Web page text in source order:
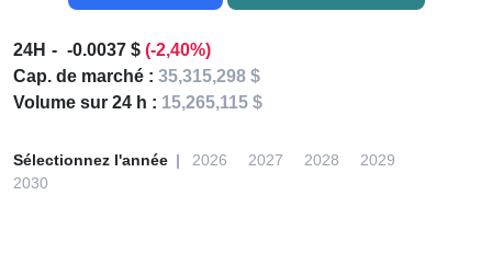
24H -0.0037 $ (-2,40%)
Cap. de marché : 35,315,298 $
Volume sur 24 h : 15,265,115 $
Sélectionnez l'année 2026 2027 2028
2029
2030